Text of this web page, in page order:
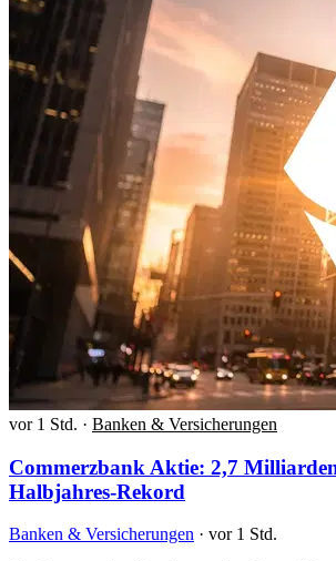
vor 1 Std. · Banken & Versicherungen
Commerzbank Aktie: 2,7
Halbjahres-Rekord
Banken & Versicherungen · vor 1 Std.